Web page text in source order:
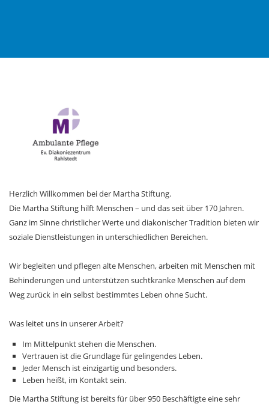
Herzlich Willkommen bei der Martha Stiftung.
Die Martha Stiftung hilft Menschen – und das seit über 170 Jahren.
Ganz im Sinne christlicher Werte und diakonischer Tradition bieten wir
soziale Dienstleistungen in unterschiedlichen Bereichen.
Wir begleiten und pflegen alte Menschen, arbeiten mit Menschen mit
Behinderungen und unterstützen suchtkranke Menschen auf dem
Weg zurück in ein selbst bestimmtes Leben ohne Sucht.
Was leitet uns in unserer Arbeit?
Im Mittelpunkt stehen die Menschen.
Vertrauen ist die Grundlage für gelingendes Leben.
Jeder Mensch ist einzigartig und besonders.
Leben heißt, im Kontakt sein.
Die Martha Stiftung ist bereits für über 950 Beschäftigte eine sehr